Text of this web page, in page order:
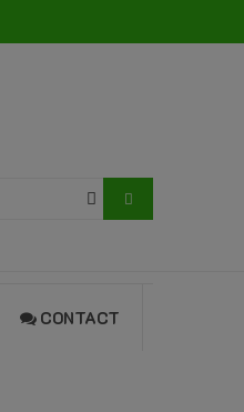
CONTACT